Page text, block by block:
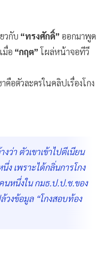
วกับ “ทรงศักดิ์” ออกมาพูด
มื่อ “กฤต”โผล่หน้าจอทีวี
อตัวละครในคลิปเรื่องโกง
ว่า ตัวเขาเข้าไปตีเนียน
ง เพราะได้กลิ่นการโกง
หนึ่งใน กมธ.ป.ป.ช.ของ
วงข้อมูล “โกงสอบท้อง